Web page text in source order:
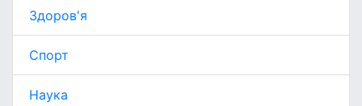
Здоров'я
Спорт
Наука